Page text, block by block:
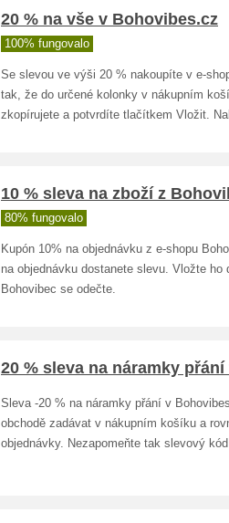
20 % na vše v Bohovibes.cz
100% fungovalo
Se slevou ve výši 20 % nakoupíte v e-
tak, že do určené kolonky v nákupním
zkopírujete a potvrdíte tlačítkem Vložit.
10 % sleva na zboží z
80% fungovalo
Kupón 10% na objednávku z e-shopu
na objednávku dostanete slevu. Vložte
Bohovibec se odečte.
20 % sleva na náramky
Sleva -20 % na náramky přání v
obchodě zadávat v nákupním košíku a
objednávky. Nezapomeňte tak slevový